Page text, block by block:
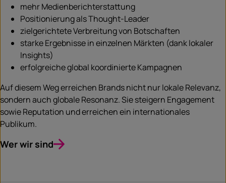
mehr Medienberichterstattung
Positionierung als Thought-Leader
zielgerichtete Verbreitung von Botschaften
starke Ergebnisse in einzelnen Märkten (dank lokaler
Insights)
erfolgreiche global koordinierte Kampagnen
Auf diesem Weg erreichen Brands nicht nur lokale Relevanz,
sondern auch globale Resonanz. Sie steigern Engagement
sowie Reputation und erreichen ein internationales
Publikum.
Wer wir sind